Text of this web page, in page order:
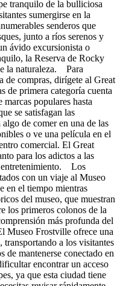
tranquilo de la bulliciosa
sumergirse en la
senderos que
junto a ríos serenos y
ávido excursionista o
la Reserva de Rocky
la naturaleza. Para
de compras, dirígete al Great
de primera categoría cuenta
populares hasta
se satisfagan las
de comer en una de las
o ve una película en el
comercial. El Great
para los adictos a las
entretenimiento. Los
con un viaje al Museo
en el tiempo mientras
del museo, que muestran
los primeros colonos de la
más profunda del
Museo Frostville ofrece una
transportando a los visitantes
mantenerse conectado en
encontrar un acceso
ya que esta ciudad tiene